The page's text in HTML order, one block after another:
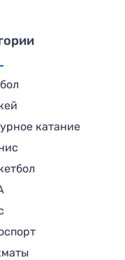
катание